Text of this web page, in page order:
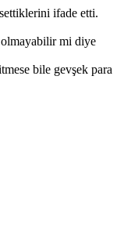
ifade etti.
olmayabilir mi diye
bile gevşek para